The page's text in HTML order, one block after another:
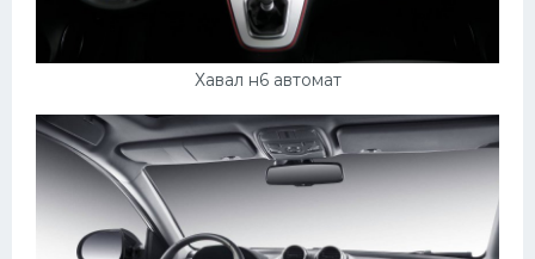
Хавал н6 автомат
Эмблемы